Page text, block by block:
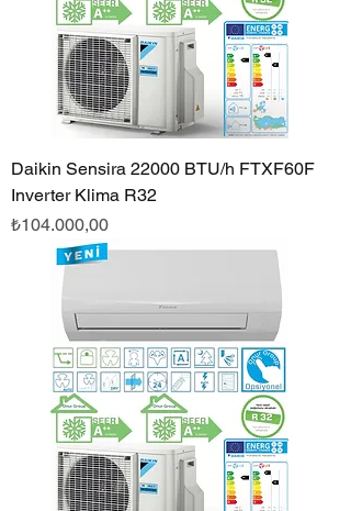
Daikin Sensira 22000 BTU/h FTXF60F
Inverter Klima R32
Fiyat
₺104.000,00